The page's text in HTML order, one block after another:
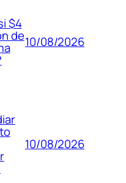
$4
de10/08/2026
10/08/2026